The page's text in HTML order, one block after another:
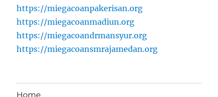
https://miegacoanpakerisan.org
https://miegacoanmadiun.org
https://miegacoandrmansyur.org
https://miegacoansmrajamedan.org
Home